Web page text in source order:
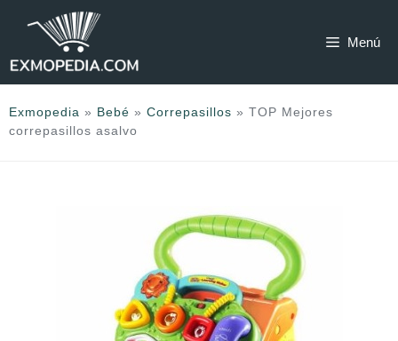
Menú
Exmopedia » Bebé » Correpasillos » TOP Mejores
correpasillos asalvo